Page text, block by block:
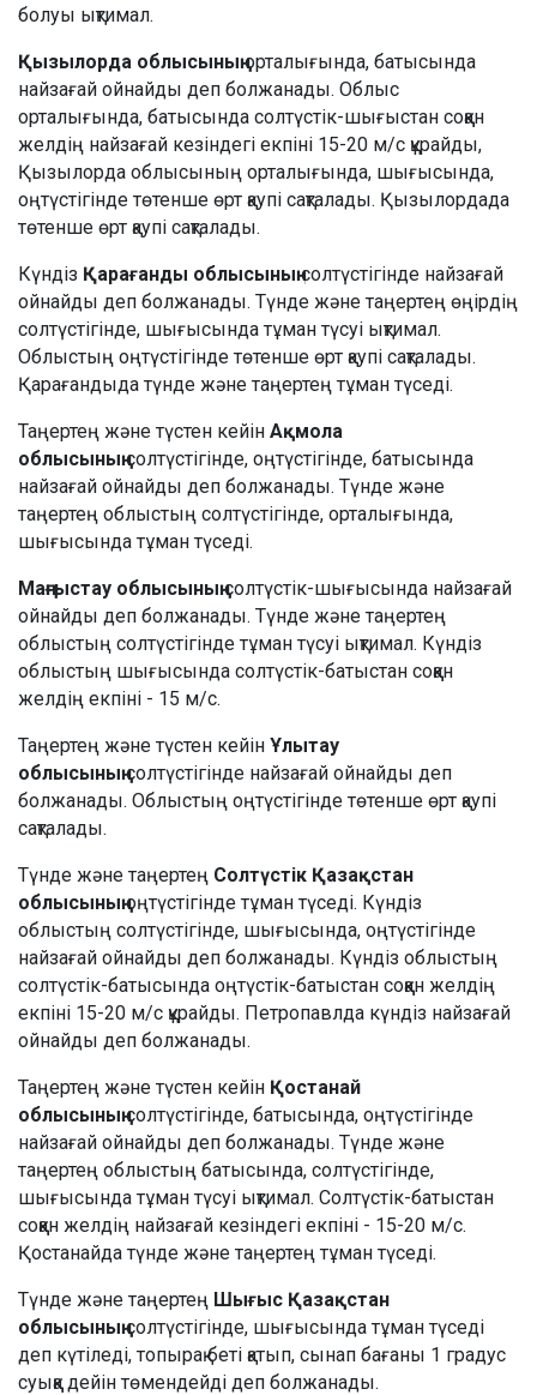
болуы ықтимал.
Қызылорда облысыныңорталығында, батысында
найзағай ойнайды деп болжанады. Облыс
орталығында, батысында солтүстік-шығыстан соққан
желдің найзағай кезіндегі екпіні 15-20 м/с құрайды,
Қызылорда облысының орталығында, шығысында,
оңтүстігінде төтенше өрт қаупі сақталады. Қызылордада
төтенше өрт қаупі сақталады.
Күндіз Қарағанды облысыныңсолтүстігінде найзағай
ойнайды деп болжанады. Түнде және таңертең өңірдің
солтүстігінде, шығысында тұман түсуі ықтимал.
Облыстың оңтүстігінде төтенше өрт қаупі сақталады.
Қарағандыда түнде және таңертең тұман түседі.
Таңертең және түстен кейін Ақмола
облысыныңсолтүстігінде, оңтүстігінде, батысында
найзағай ойнайды деп болжанады. Түнде және
таңертең облыстың солтүстігінде, орталығында,
шығысында тұман түседі.
Маңғыстау облысыныңсолтүстік-шығысында найзағай
ойнайды деп болжанады. Түнде және таңертең
облыстың солтүстігінде тұман түсуі ықтимал. Күндіз
облыстың шығысында солтүстік-батыстан соққан
желдің екпіні - 15 м/с.
Таңертең және түстен кейін Ұлытау
облысыныңсолтүстігінде найзағай ойнайды деп
болжанады. Облыстың оңтүстігінде төтенше өрт қаупі
сақталады.
Түнде және таңертең Солтүстік Қазақстан
облысыныңоңтүстігінде тұман түседі. Күндіз
облыстың солтүстігінде, шығысында, оңтүстігінде
найзағай ойнайды деп болжанады. Күндіз облыстың
солтүстік-батысында оңтүстік-батыстан соққан желдің
екпіні 15-20 м/с құрайды. Петропавлда күндіз найзағай
ойнайды деп болжанады.
Таңертең және түстен кейін Қостанай
облысыныңсолтүстігінде, батысында, оңтүстігінде
найзағай ойнайды деп болжанады. Түнде және
таңертең облыстың батысында, солтүстігінде,
шығысында тұман түсуі ықтимал. Солтүстік-батыстан
соққан желдің найзағай кезіндегі екпіні - 15-20 м/с.
Қостанайда түнде және таңертең тұман түседі.
Түнде және таңертең Шығыс Қазақстан
облысыныңсолтүстігінде, шығысында тұман түседі
деп күтіледі, топырақ беті қатып, сынап бағаны 1 градус
суыққа дейін төмендейді деп болжанады.